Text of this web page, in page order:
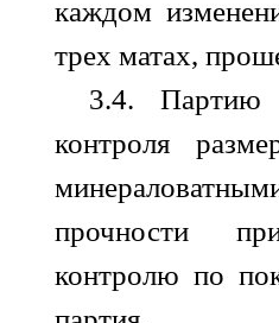
каждом
трех матах,
3.4. Партию
контроля
прочности
контролю по